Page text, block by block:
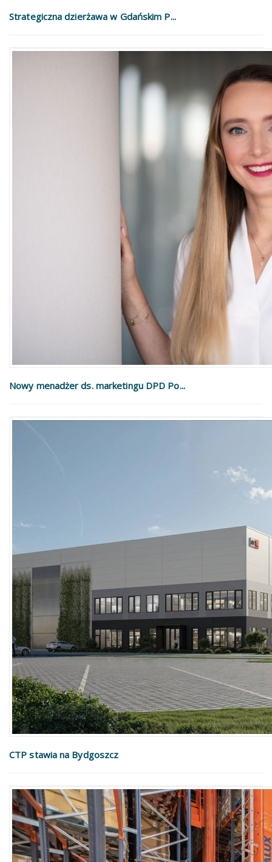
Strategiczna dzierżawa w Gdańskim P...
Nowy menadżer ds. marketingu DPD Po...
CTP stawia na Bydgoszcz